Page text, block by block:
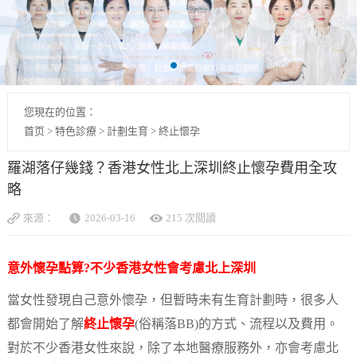
您現在的位置：
首页 > 特色診療> 計劃生育> 終止懷孕
羅湖落仔幾錢？香港女性北上深圳終止懷孕費用全攻
略
來源： 2026-03-16 215 次閱讀
意外懷孕點算?不少香港女性會考慮北上深圳
當女性發現自己意外懷孕，但暫時未有生育計劃時，很多人
都會開始了解終止懷孕(俗稱落BB)的方式、流程以及費用。
對於不少香港女性來說，除了本地醫療服務外，亦會考慮北